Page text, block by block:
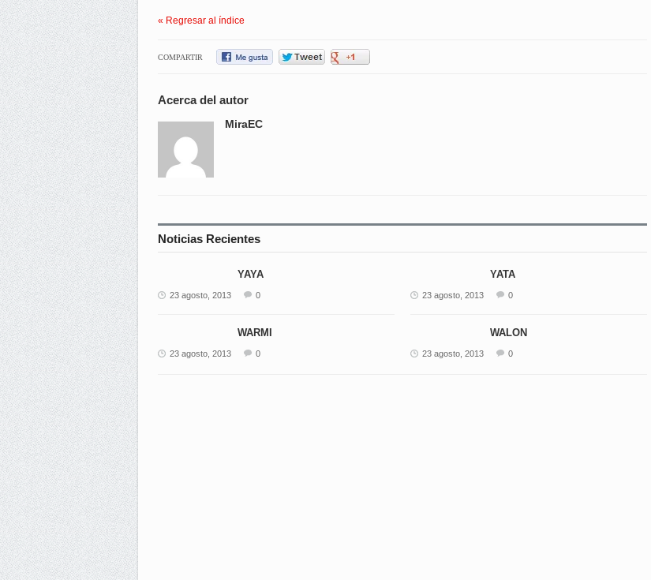
« Regresar al índice
COMPARTIR
Acerca del autor
MiraEC
Noticias Recientes
YAYA
23 agosto, 2013 0
YATA
23 agosto, 2013 0
WARMI
23 agosto, 2013 0
WALON
23 agosto, 2013 0